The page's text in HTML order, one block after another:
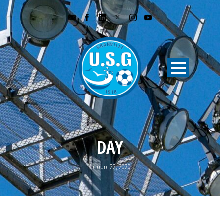
DAY
octobre 22, 2020